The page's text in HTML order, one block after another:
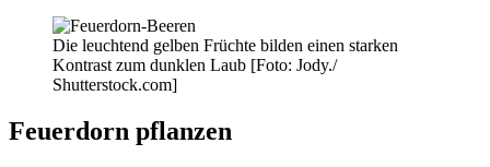
Die leuchtend gelben Früchte bilden einen starken
Kontrast zum dunklen Laub [Foto: Jody./
Shutterstock.com]
Feuerdorn pflanzen